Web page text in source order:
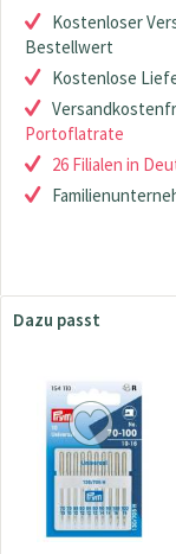
Kostenloser
Bestellwert
Kostenlose
Portoflatrate
26 Filialen in
Dazu passt